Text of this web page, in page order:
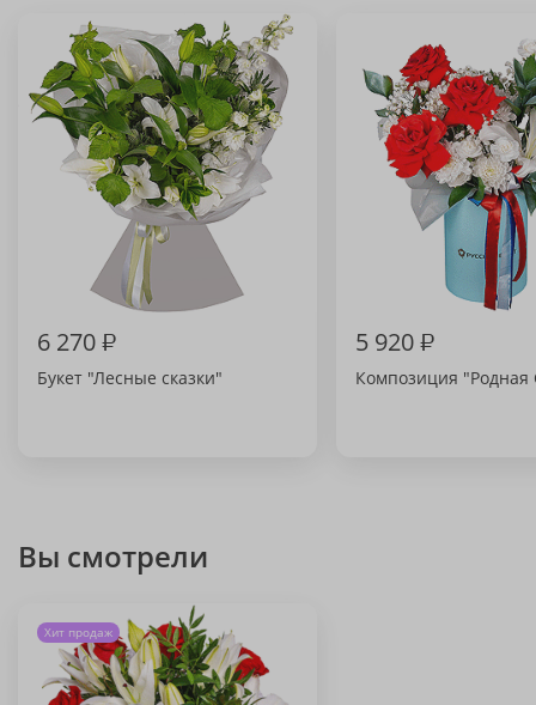
6 270₽
Букет "Лесные сказки"
5 920₽
Композиция "Родная
Вы смотрели
Хит продаж